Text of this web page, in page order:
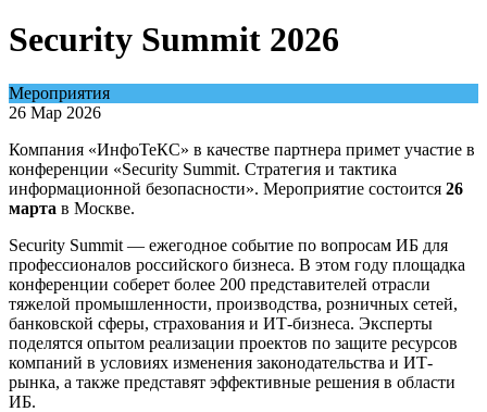
Security Summit 2026
Мероприятия
26 Мар 2026
Компания «ИнфоТеКС» в качестве партнера примет участие в
конференции «Security Summit. Стратегия и тактика
информационной безопасности». Мероприятие состоится 26
марта в Москве.
Security Summit — ежегодное событие по вопросам ИБ для
профессионалов российского бизнеса. В этом году площадка
конференции соберет более 200 представителей отрасли
тяжелой промышленности, производства, розничных сетей,
банковской сферы, страхования и ИТ-бизнеса. Эксперты
поделятся опытом реализации проектов по защите ресурсов
компаний в условиях изменения законодательства и ИТ-
рынка, а также представят эффективные решения в области
ИБ.